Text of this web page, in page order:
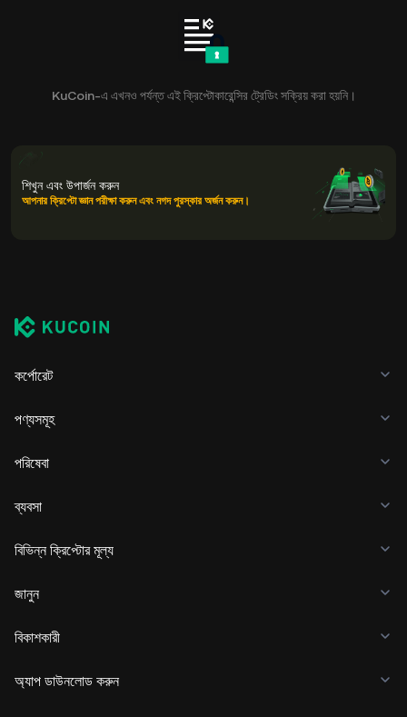
KuCoin-এ এখনও পর্যন্ত এই ক্রিপ্টোকারেন্সির ট্রেডিং সক্রিয় করা হয়নি।
শিখুন এবং উপার্জন করুন
আপনার ক্রিপ্টো জ্ঞান পরীক্ষা করুন এবং নগদ পুরস্কার অর্জন করুন।
কর্পোরেট
পণ্যসমূহ
পরিষেবা
ব্যবসা
বিভিন্ন ক্রিপ্টোর মূল্য
জানুন
বিকাশকারী
অ্যাপ ডাউনলোড করুন